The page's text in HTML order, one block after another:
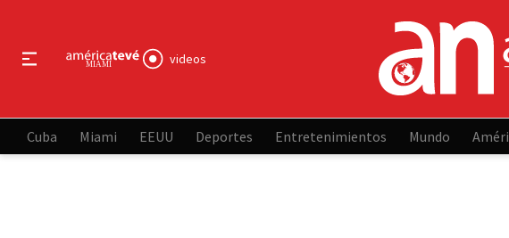
videos
Cuba Miami EEUU Deportes Entretenimientos Mundo